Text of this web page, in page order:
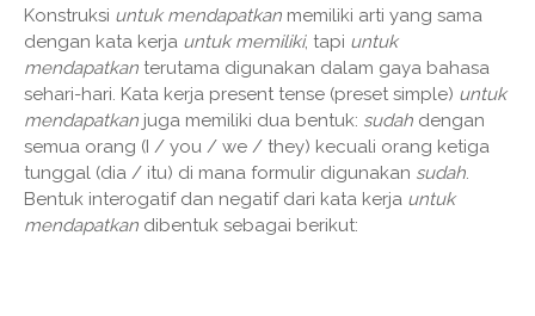
Konstruksi untuk mendapatkan memiliki arti yang sama
dengan kata kerja untuk memiliki, tapi untuk
mendapatkan terutama digunakan dalam gaya bahasa
sehari-hari. Kata kerja present tense (preset simple) untuk
mendapatkan juga memiliki dua bentuk: sudah dengan
semua orang (I / you / we / they) kecuali orang ketiga
tunggal (dia / itu) di mana formulir digunakan sudah
Bentuk interogatif dan negatif dari kata kerja untuk
mendapatkan dibentuk sebagai berikut: